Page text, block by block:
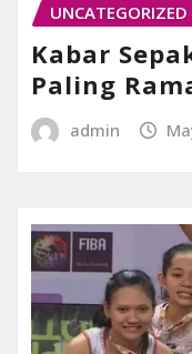
UNCATEGORIZED
Kabar
Paling
admin